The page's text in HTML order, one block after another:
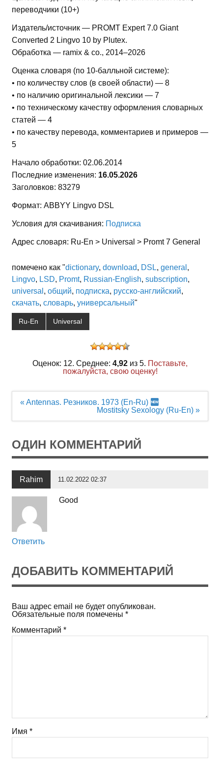
переводчики (10+)
Издатель/источник — PROMT Expert 7.0 Giant
Converted 2 Lingvo 10 by Plutex.
Обработка — ramix & co., 2014–2026
Оценка словаря (по 10-балльной системе):
• по количеству слов (в своей области) — 8
• по наличию оригинальной лексики — 7
• по техническому качеству оформления словарных
статей — 4
• по качеству перевода, комментариев и примеров —
5
Начало обработки: 02.06.2014
Последние изменения: 16.05.2026
Заголовков: 83279
Формат: ABBYY Lingvo DSL
Условия для скачивания: Подписка
Адрес словаря: Ru-En > Universal > Promt 7 General
помечено как "dictionary, download, DSL, general ,
Lingvo, LSD, Promt, Russian-English, subscription,
universal , общий, подписка, русско-английский,
скачать, словарь, универсальный"
Ru-En Universal
Оценок: 12. Среднее: 4,92 из 5. Поставьте,
пожалуйста, свою оценку!
Навигация
« Antennas. Резников. 1973 (En-Ru)
Mostitsky Sexology (Ru-En) »
ОДИН КОММЕНТАРИЙ
Rahim 11.02.2022 02:37
Good
Ответить
ДОБАВИТЬ КОММЕНТАРИЙ
Ваш адрес email не будет опубликован.
Обязательные поля помечены *
Комментарий *
Имя *